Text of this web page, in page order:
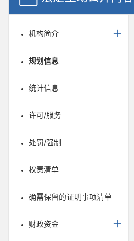
机构简介
规划信息
统计信息
许可/服务
处罚/强制
权责清单
确需保留的证明事项清单
财政资金